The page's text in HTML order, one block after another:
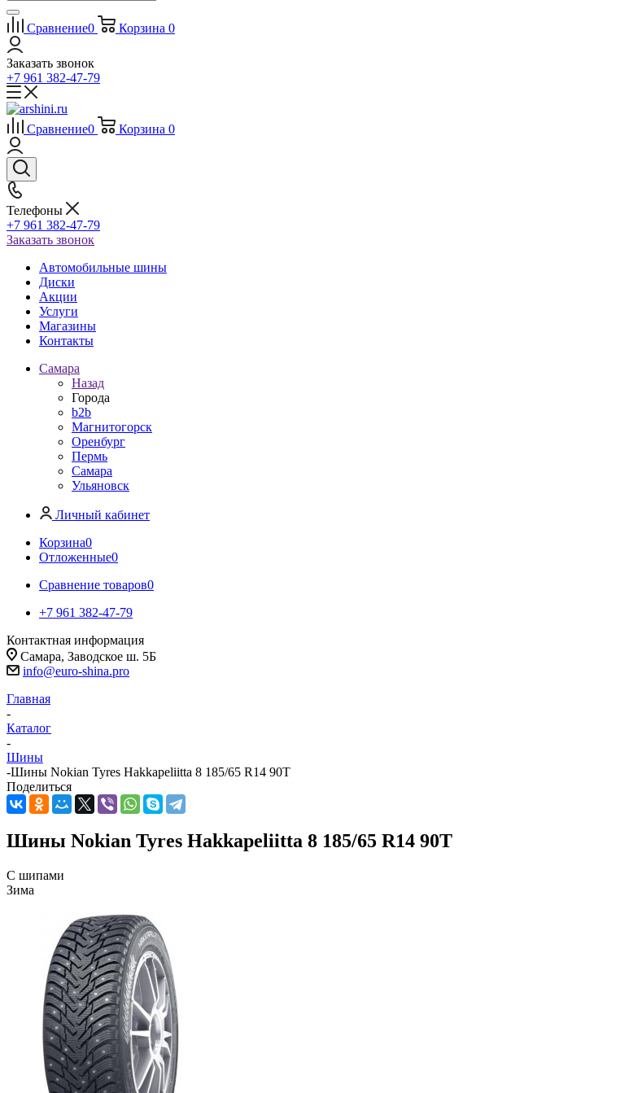
Сравнение0 Корзина 0
Заказать звонок
+7 961 382-47-79
Сравнение0 Корзина 0
Телефоны
+7 961 382-47-79
Заказать звонок
Автомобильные шины
Диски
Акции
Услуги
Магазины
Контакты
Самара
Назад
Города
b2b
Магнитогорск
Оренбург
Пермь
Самара
Ульяновск
Личный кабинет
Корзина0
Отложенные0
Сравнение товаров0
+7 961 382-47-79
Контактная информация
Самара, Заводское ш. 5Б
info@euro-shina.pro
Главная
-
Каталог
-
Шины
-Шины Nokian Tyres Hakkapeliitta 8 185/65 R14 90T
Поделиться
Шины Nokian Tyres Hakkapeliitta 8 185/65 R14 90T
С шипами
Зима